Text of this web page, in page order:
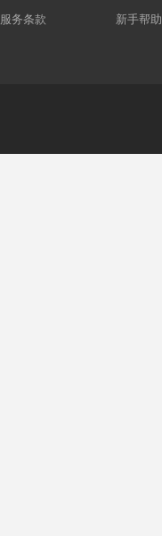
服务条款
新手帮助